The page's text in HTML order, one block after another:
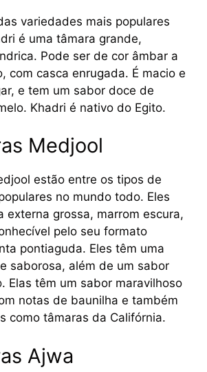
variedades mais populares
é uma tâmara grande,
Pode ser de cor âmbar a
com casca enrugada. É macio e
e tem um sabor doce de
Khadri é nativo do Egito.
Medjool
estão entre os tipos de
no mundo todo. Eles
externa grossa, marrom escura,
pelo seu formato
pontiaguda. Eles têm uma
saborosa, além de um sabor
Elas têm um sabor maravilhoso
notas de baunilha e também
como tâmaras da Califórnia.
Ajwa